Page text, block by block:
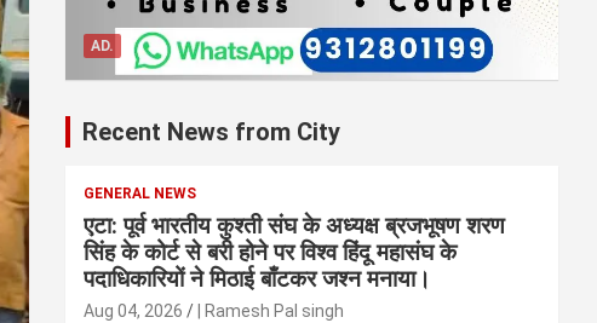
AD.
Recent News from City
GENERAL NEWS
एटा: पूर्व भारतीय कुश्ती संघ के अध्यक्ष ब्रजभूषण शरण
सिंह के कोर्ट से बरी होने पर विश्व हिंदू महासंघ के
पदाधिकारियों ने मिठाई बाँटकर जश्न मनाया।
Aug 04, 2026 | Ramesh Pal singh